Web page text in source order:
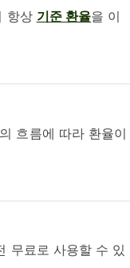
항상 기준 환율을 이
흐름에 따라 환율이
무료로 사용할 수 있